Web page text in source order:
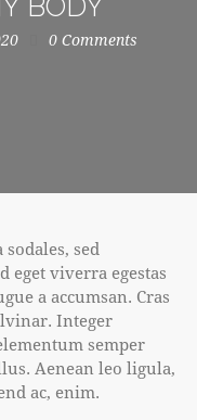
0 Comments
sed
eget viverra egestas
a accumsan. Cras
Integer
semper
Aenean leo ligula,
ac, enim.